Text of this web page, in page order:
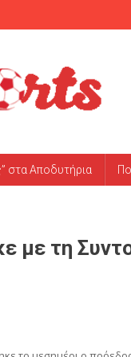
στα Αποδυτήρια
με τη